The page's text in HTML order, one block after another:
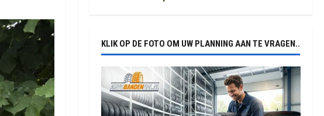
KLIK OP DE FOTO OM UW PLANNING AAN TE VRAGEN..